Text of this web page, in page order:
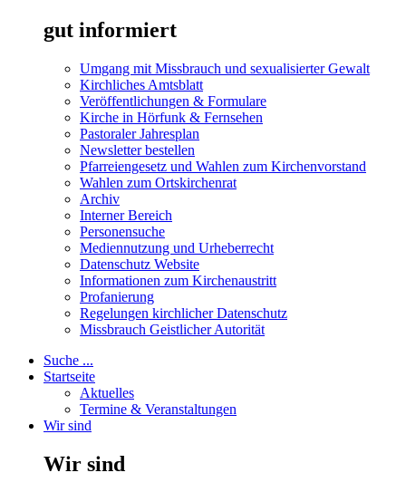
gut informiert
Umgang mit Missbrauch und sexualisierter Gewalt
Kirchliches Amtsblatt
Veröffentlichungen & Formulare
Kirche in Hörfunk & Fernsehen
Pastoraler Jahresplan
Newsletter bestellen
Pfarreiengesetz und Wahlen zum Kirchenvorstand
Wahlen zum Ortskirchenrat
Archiv
Interner Bereich
Personensuche
Mediennutzung und Urheberrecht
Datenschutz Website
Informationen zum Kirchenaustritt
Profanierung
Regelungen kirchlicher Datenschutz
Missbrauch Geistlicher Autorität
Suche ...
Startseite
Aktuelles
Termine & Veranstaltungen
Wir sind
Wir sind